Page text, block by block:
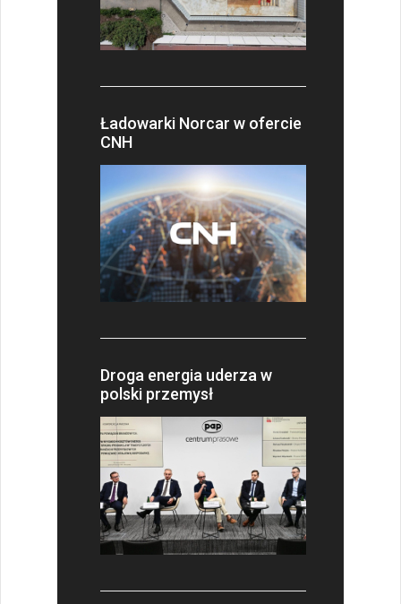
Ładowarki Norcar w ofercie
CNH
Droga energia uderza w
polski przemysł